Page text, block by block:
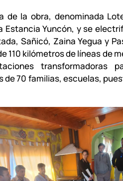
de la obra, denominada
Estancia Yuncón, y se
Sañicó, Zaina Yegua y
110 kilómetros de líneas de
transformadoras
de 70 familias, escuelas,